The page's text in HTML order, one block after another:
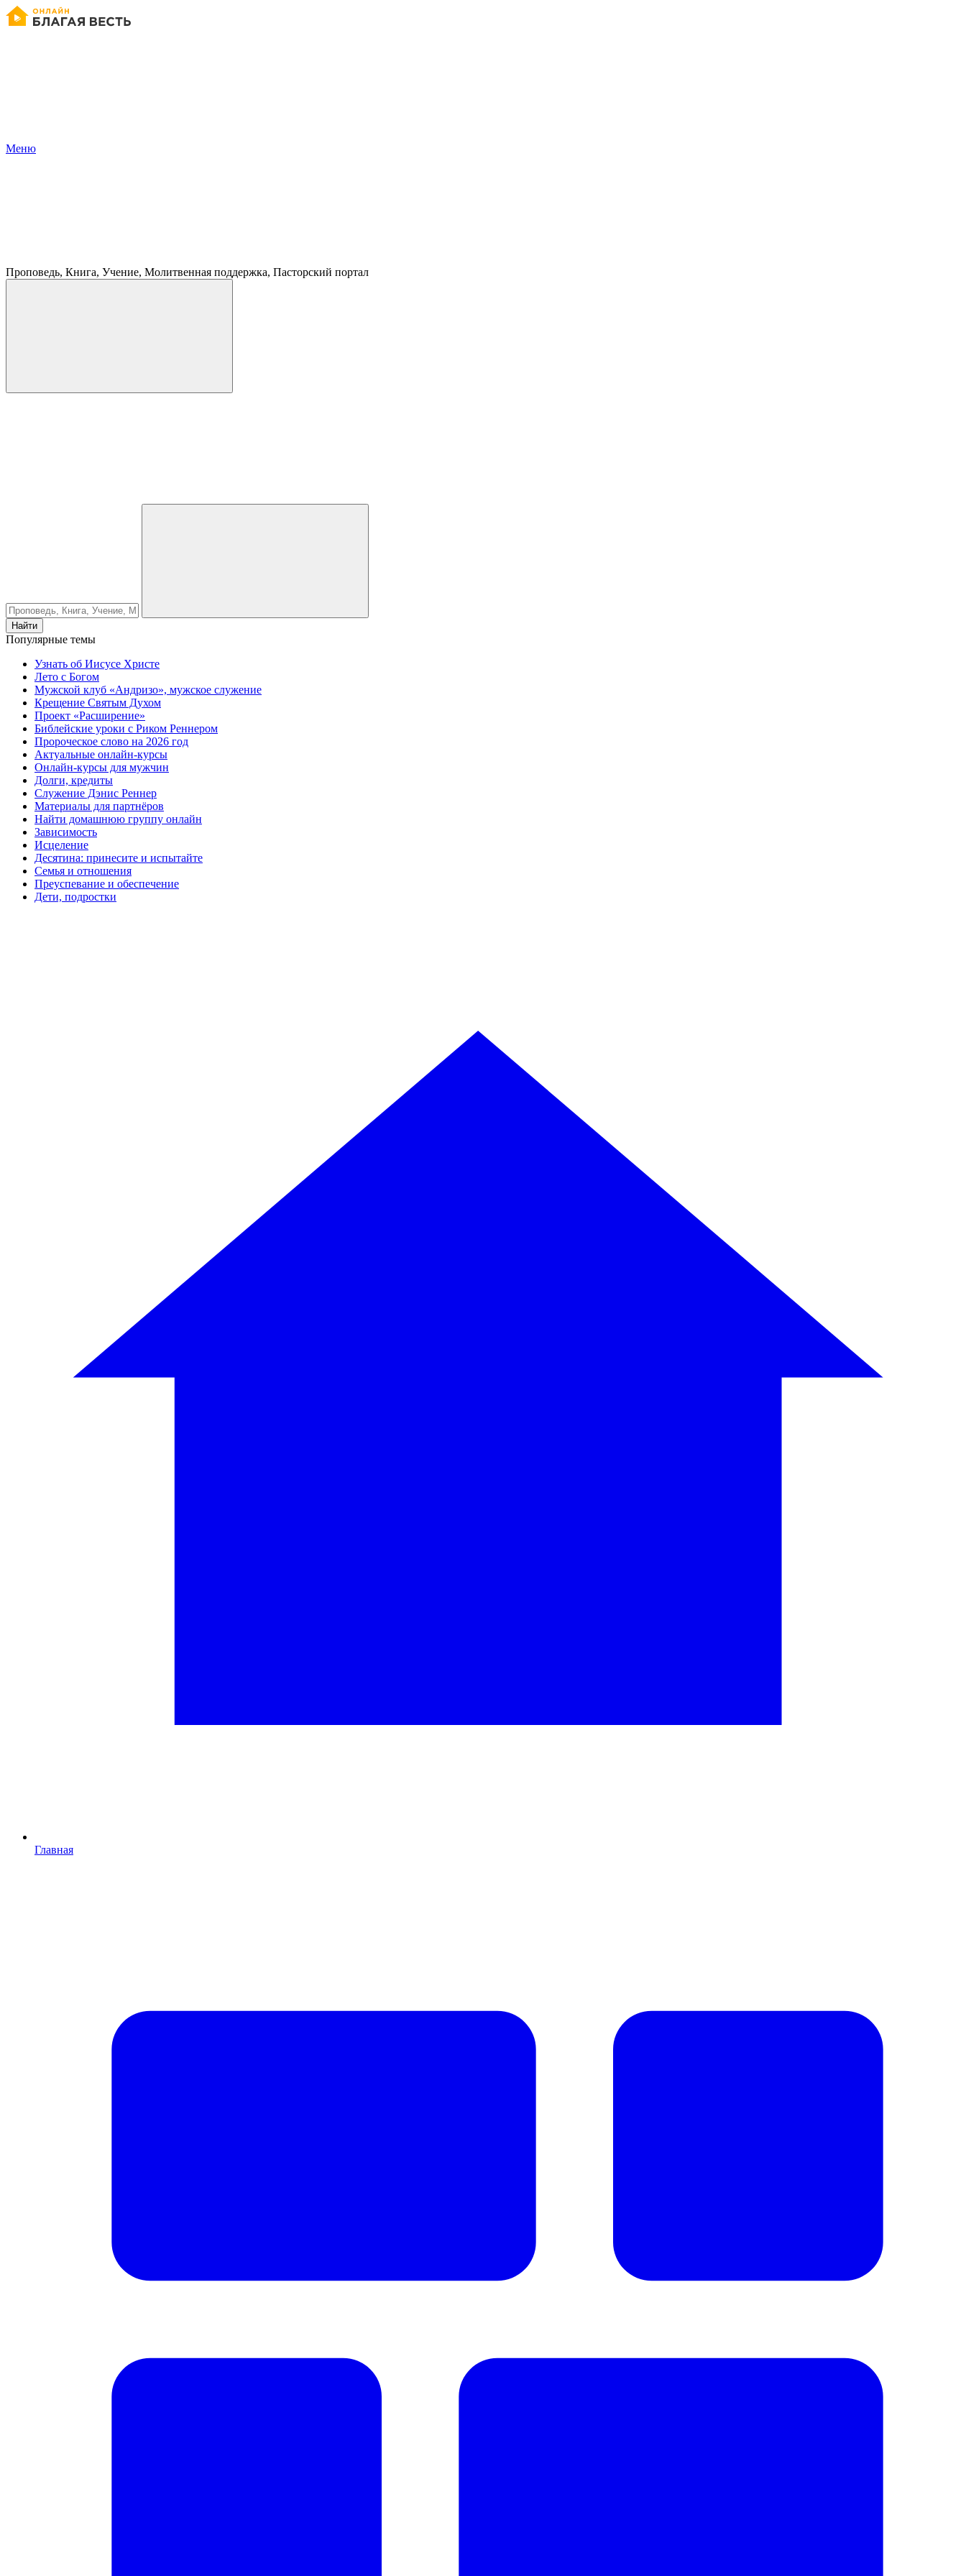
Меню
Проповедь, Книга, Учение, Молитвенная поддержка, Пасторский портал
Найти
Популярные темы
Узнать об Иисусе Христе
Лето с Богом
Мужской клуб «Андризо», мужское служение
Крещение Святым Духом
Проект «Расширение»
Библейские уроки с Риком Реннером
Пророческое слово на 2026 год
Актуальные онлайн-курсы
Онлайн-курсы для мужчин
Долги, кредиты
Служение Дэнис Реннер
Материалы для партнёров
Найти домашнюю группу онлайн
Зависимость
Исцеление
Десятина: принесите и испытайте
Семья и отношения
Преуспевание и обеспечение
Дети, подростки
Главная